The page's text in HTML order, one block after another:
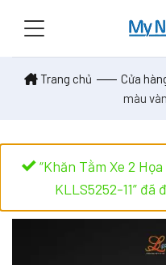
Trang chủ Cửa
màu
“Khăn Tằm Xe 2
KLLS5252-11” đã